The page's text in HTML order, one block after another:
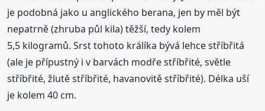
je podobná jako u anglického berana, jen by měl být
nepatrně (zhruba půl kila) těžší, tedy kolem
5,5 kilogramů. Srst tohoto králíka bývá lehce stříbřitá
(ale je přípustný i v barvách modře stříbřité, světle
stříbřité, žlutě stříbřité, havanovitě stříbřité). Délka uší
je kolem 40 cm.